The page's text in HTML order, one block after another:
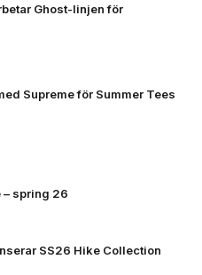
Ghost-linjen för
Supreme för Summer Tees
– spring 26
SS26 Hike Collection